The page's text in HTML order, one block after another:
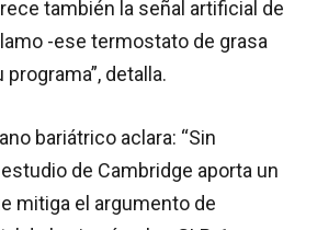
también la señal artificial de
-ese termostato de grasa
detalla.
bariátrico aclara: “Sin
de Cambridge aporta un
mitiga el argumento de